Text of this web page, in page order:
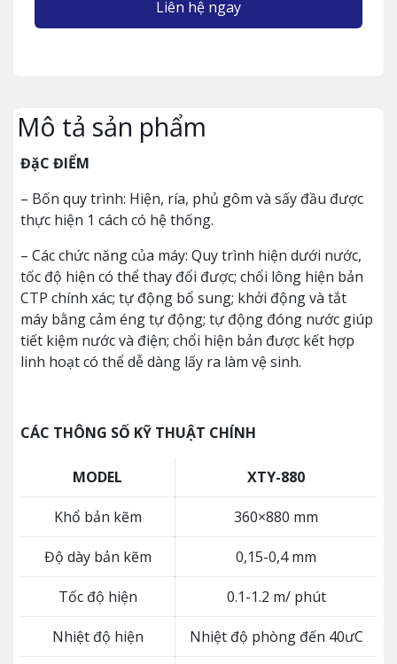
Liên hệ ngay
Mô tả sản phẩm
ĐặC ĐIỂM
– Bốn quy trình: Hiện, ría, phủ gôm và sấy đầu được
thực hiện 1 cách có hệ thống.
– Các chức năng của máy: Quy trình hiện dưới nước,
tốc độ hiện có thể thay đổi được; chổi lông hiện bản
CTP chính xác; tự động bổ sung; khởi động và tắt
máy bằng cảm éng tự động; tự động đóng nước giúp
tiết kiệm nước và điện; chổi hiện bản được kết hợp
linh hoạt có thể dễ dàng lấy ra làm vệ sinh.
CÁC THÔNG SỐ KỸ THUẬT CHÍNH
MODEL XTY-880
Khổ bản kẽm 360×880 mm
Độ dày bản kẽm 0,15-0,4 mm
Tốc độ hiện 0.1-1.2 m/ phút
Nhiệt độ hiện Nhiệt độ phòng đến 40ưC